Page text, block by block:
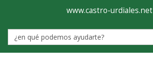
Ayuntamiento
de
Castro-
www.castro-urdiales.net
Label